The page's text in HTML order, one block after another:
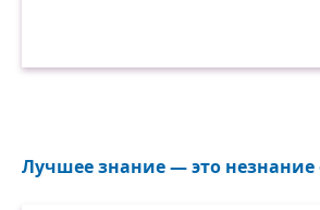
Лучшее знание — это